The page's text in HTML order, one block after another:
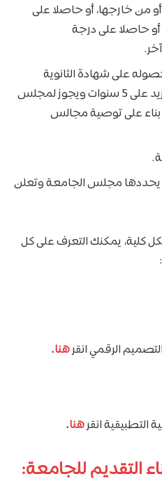
من خارجها، أو حاصلا على
أو حاصلا على درجة
على شهادة الثانوية
العامة أو ما يعادلها مدة تزيد على 5 سنوات ويجوز لمجلس
بناء على توصية مجالس
مجلس الجامعة وتعلن
كلية، يمكنك التعرف على كل
الرقمي انقرهنا.
التطبيقية انقرهنا.
التقديم للجامعة: